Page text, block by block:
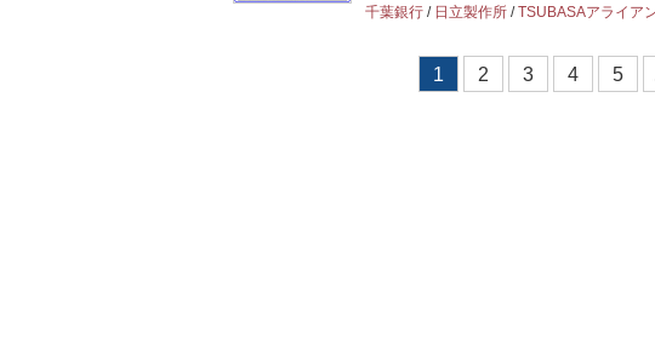
千葉銀行 / 日立製作所 /TSUBASAアライア
1 2 3 4 5